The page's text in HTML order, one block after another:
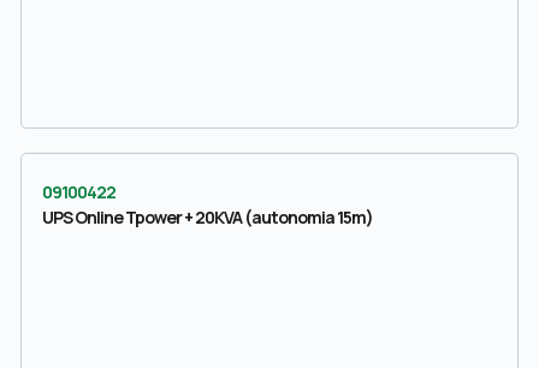
09100422
UPS Online Tpower + 20KVA (autonomia 15m)